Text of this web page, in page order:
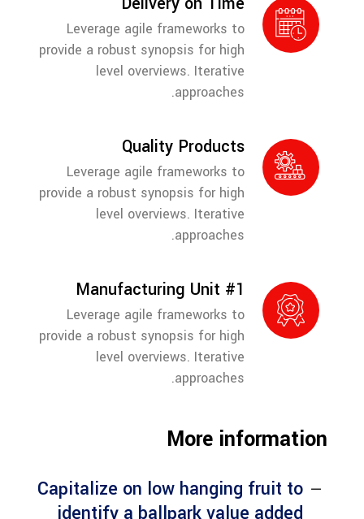
Leverage agile frameworks to
provide a robust synopsis for high
level overviews. Iterative
approaches.
Quality Products
Leverage agile frameworks to
provide a robust synopsis for high
level overviews. Iterative
approaches.
#1 Manufacturing Unit
Leverage agile frameworks to
provide a robust synopsis for high
level overviews. Iterative
approaches.
More information
Capitalize on low hanging fruit to
identify a ballpark value added